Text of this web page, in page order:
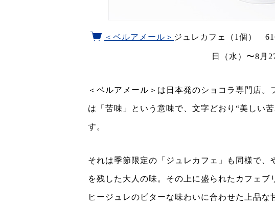
＜ベルアメール＞ ジュレカフェ（1個）
日（水）〜8月
＜ベルアメール＞は日本発のショコラ専門店
は「苦味」という意味で、文字どおり“美しい
す。
それは季節限定の「ジュレカフェ」も同様で、
を残した大人の味。その上に盛られたカフェ
ヒージュレのビターな味わいに合わせた上品